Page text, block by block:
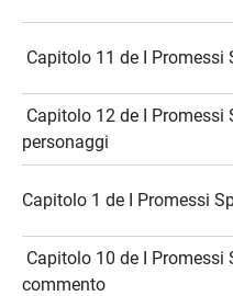
Capitolo 11 de I
Capitolo 12 de I
personaggi
Capitolo 1 de I Promessi
Capitolo 10 de I
commento